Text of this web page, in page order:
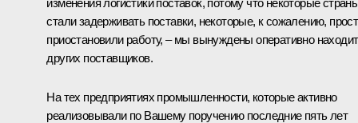
стали задерживать поставки, некоторые, к сожалению,
приостановили работу, – мы вынуждены оперативно
других поставщиков.
На тех предприятиях промышленности, которые активно
реализовывали по Вашему поручению последние пять лет